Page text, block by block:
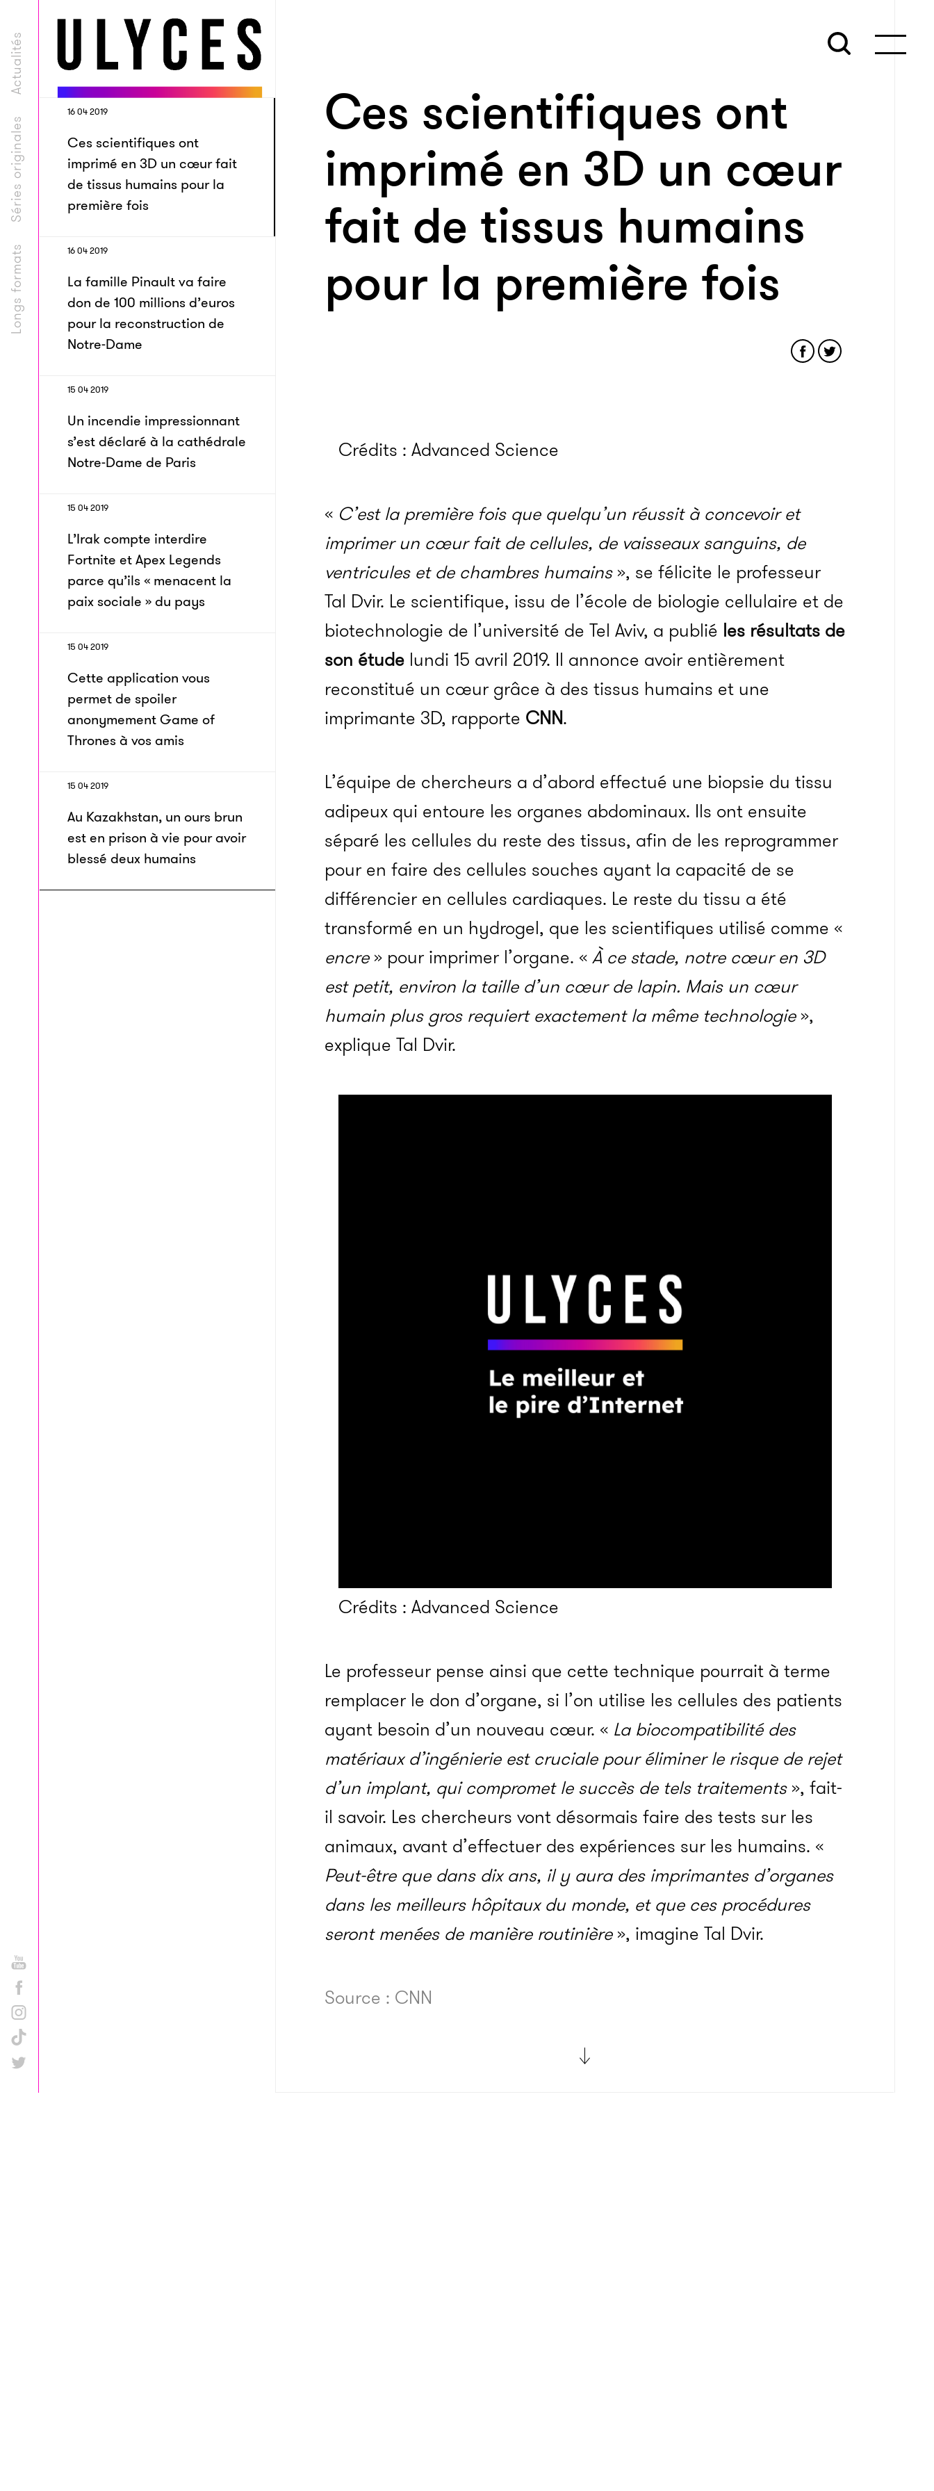
Longs formats
Séries originales
Actualités
16 04 2019
Ces scientifiques ont
imprimé en 3D un cœur fait
de tissus humains pour la
première fois
16 04 2019
La famille Pinault va faire
don de 100 millions d’euros
pour la reconstruction de
Notre-Dame
15 04 2019
Un incendie impressionnant
s’est déclaré à la cathédrale
Notre-Dame de Paris
15 04 2019
L’Irak compte interdire
Fortnite et Apex Legends
parce qu’ils « menacent la
paix sociale » du pays
15 04 2019
Cette application vous
permet de spoiler
anonymement Game of
Thrones à vos amis
15 04 2019
Au Kazakhstan, un ours brun
est en prison à vie pour avoir
blessé deux humains
Ces scientifiques ont
imprimé en 3D un cœur
fait de tissus humains
pour la première fois
Crédits : Advanced Science
« C’est la première fois que quelqu’un réussit à concevoir et
imprimer un cœur fait de cellules, de vaisseaux sanguins, de
ventricules et de chambres humains», se félicite le professeur
Tal Dvir. Le scientifique, issu de l’école de biologie cellulaire et de
biotechnologie de l’université de Tel Aviv, a publié les résultats de
son étude lundi 15 avril 2019. Il annonce avoir entièrement
reconstitué un cœur grâce à des tissus humains et une
imprimante 3D, rapporte CNN.
L’équipe de chercheurs a d’abord effectué une biopsie du tissu
adipeux qui entoure les organes abdominaux. Ils ont ensuite
séparé les cellules du reste des tissus, afin de les reprogrammer
pour en faire des cellules souches ayant la capacité de se
différencier en cellules cardiaques. Le reste du tissu a été
transformé en un hydrogel, que les scientifiques utilisé comme «
encre» pour imprimer l’organe. «À ce stade, notre cœur en 3D
est petit, environ la taille d’un cœur de lapin. Mais un cœur
humain plus gros requiert exactement la même technologie»,
explique Tal Dvir.
Crédits : Advanced Science
Le professeur pense ainsi que cette technique pourrait à terme
remplacer le don d’organe, si l’on utilise les cellules des patients
ayant besoin d’un nouveau cœur. « La biocompatibilité des
matériaux d’ingénierie est cruciale pour éliminer le risque de rejet
d’un implant, qui compromet le succès de tels traitements», fait-
il savoir. Les chercheurs vont désormais faire des tests sur les
animaux, avant d’effectuer des expériences sur les humains. «
Peut-être que dans dix ans, il y aura des imprimantes d’organes
dans les meilleurs hôpitaux du monde, et que ces procédures
seront menées de manière routinière», imagine Tal Dvir.
Source : CNN